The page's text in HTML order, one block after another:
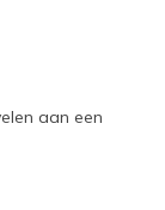
aan een